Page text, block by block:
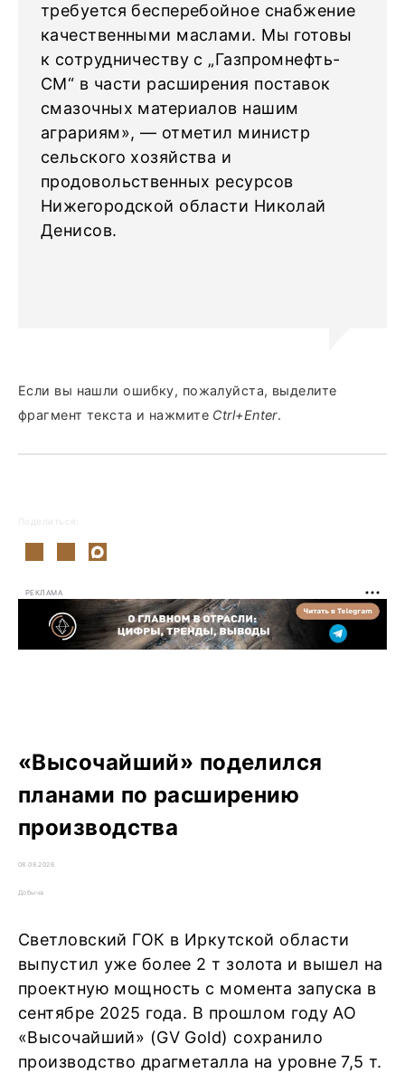
требуется бесперебойное снабжение
качественными маслами. Мы готовы
к сотрудничеству с „Газпромнефть-
СМ“ в части расширения поставок
смазочных материалов нашим
аграриям», — отметил министр
сельского хозяйства и
продовольственных ресурсов
Нижегородской области Николай
Денисов.
Если вы нашли ошибку, пожалуйста, выделите
фрагмент текста и нажмите Ctrl+Enter.
Поделиться:
РЕКЛАМА
«Высочайший» поделился
планами по расширению
производства
08.08.2026
Добыча
Светловский ГОК в Иркутской области
выпустил уже более 2 т золота и вышел на
проектную мощность с момента запуска в
сентябре 2025 года. В прошлом году АО
«Высочайший» (GV Gold) сохранило
производство драгметалла на уровне 7,5 т.